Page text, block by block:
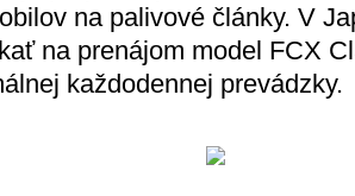
na palivové články. V
na prenájom model FCX
každodennej prevádzky.